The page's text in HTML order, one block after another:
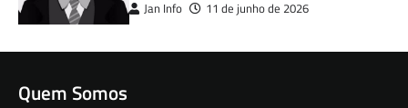
Jan Info 11 de junho de 2026
Quem Somos